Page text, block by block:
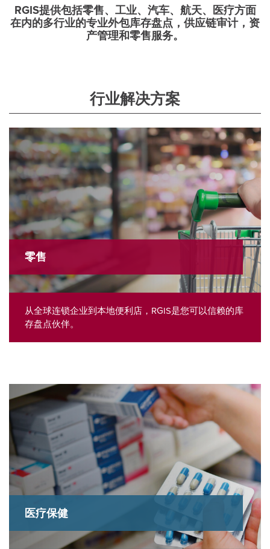
RGIS提供包括零售、工业、汽车、航天、医疗方面
在内的多行业的专业外包库存盘点，供应链审计，资
产管理和零售服务。
行业解决方案
零售
从全球连锁企业到本地便利店，RGIS是您可以信赖的库
存盘点伙伴。
医疗保健